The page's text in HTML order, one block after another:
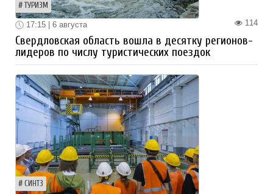
ТУРИЗМ
114
17:15 | 6 августа
Свердловская область вошла в десятку регионов-
лидеров по числу туристических поездок
СИНТЗ